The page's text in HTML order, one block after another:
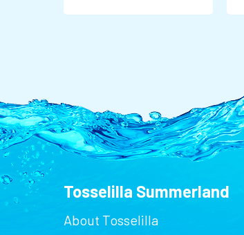
Tosselilla Summerland
About Tosselilla